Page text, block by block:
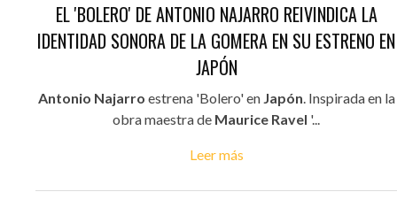
EL 'BOLERO' DE ANTONIO NAJARRO REIVINDICA LA
IDENTIDAD SONORA DE LA GOMERA EN SU ESTRENO EN
JAPÓN
Antonio Najarro estrena 'Bolero' en Japón. Inspirada en la
obra maestra de Maurice Ravel '...
Leer más